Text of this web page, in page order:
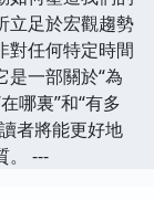
立足於宏觀趨勢
對任何特定時間
是一部關於“為
哪裏”和“有多
者將能更好地
。 ---